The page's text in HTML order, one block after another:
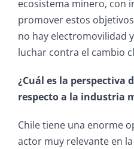
ecosistema minero, con
promover estos
no hay electromovilidad
luchar contra el cambio
¿Cuál es la perspectiva
respecto a la industria
Chile tiene una enorme
actor muy relevante en